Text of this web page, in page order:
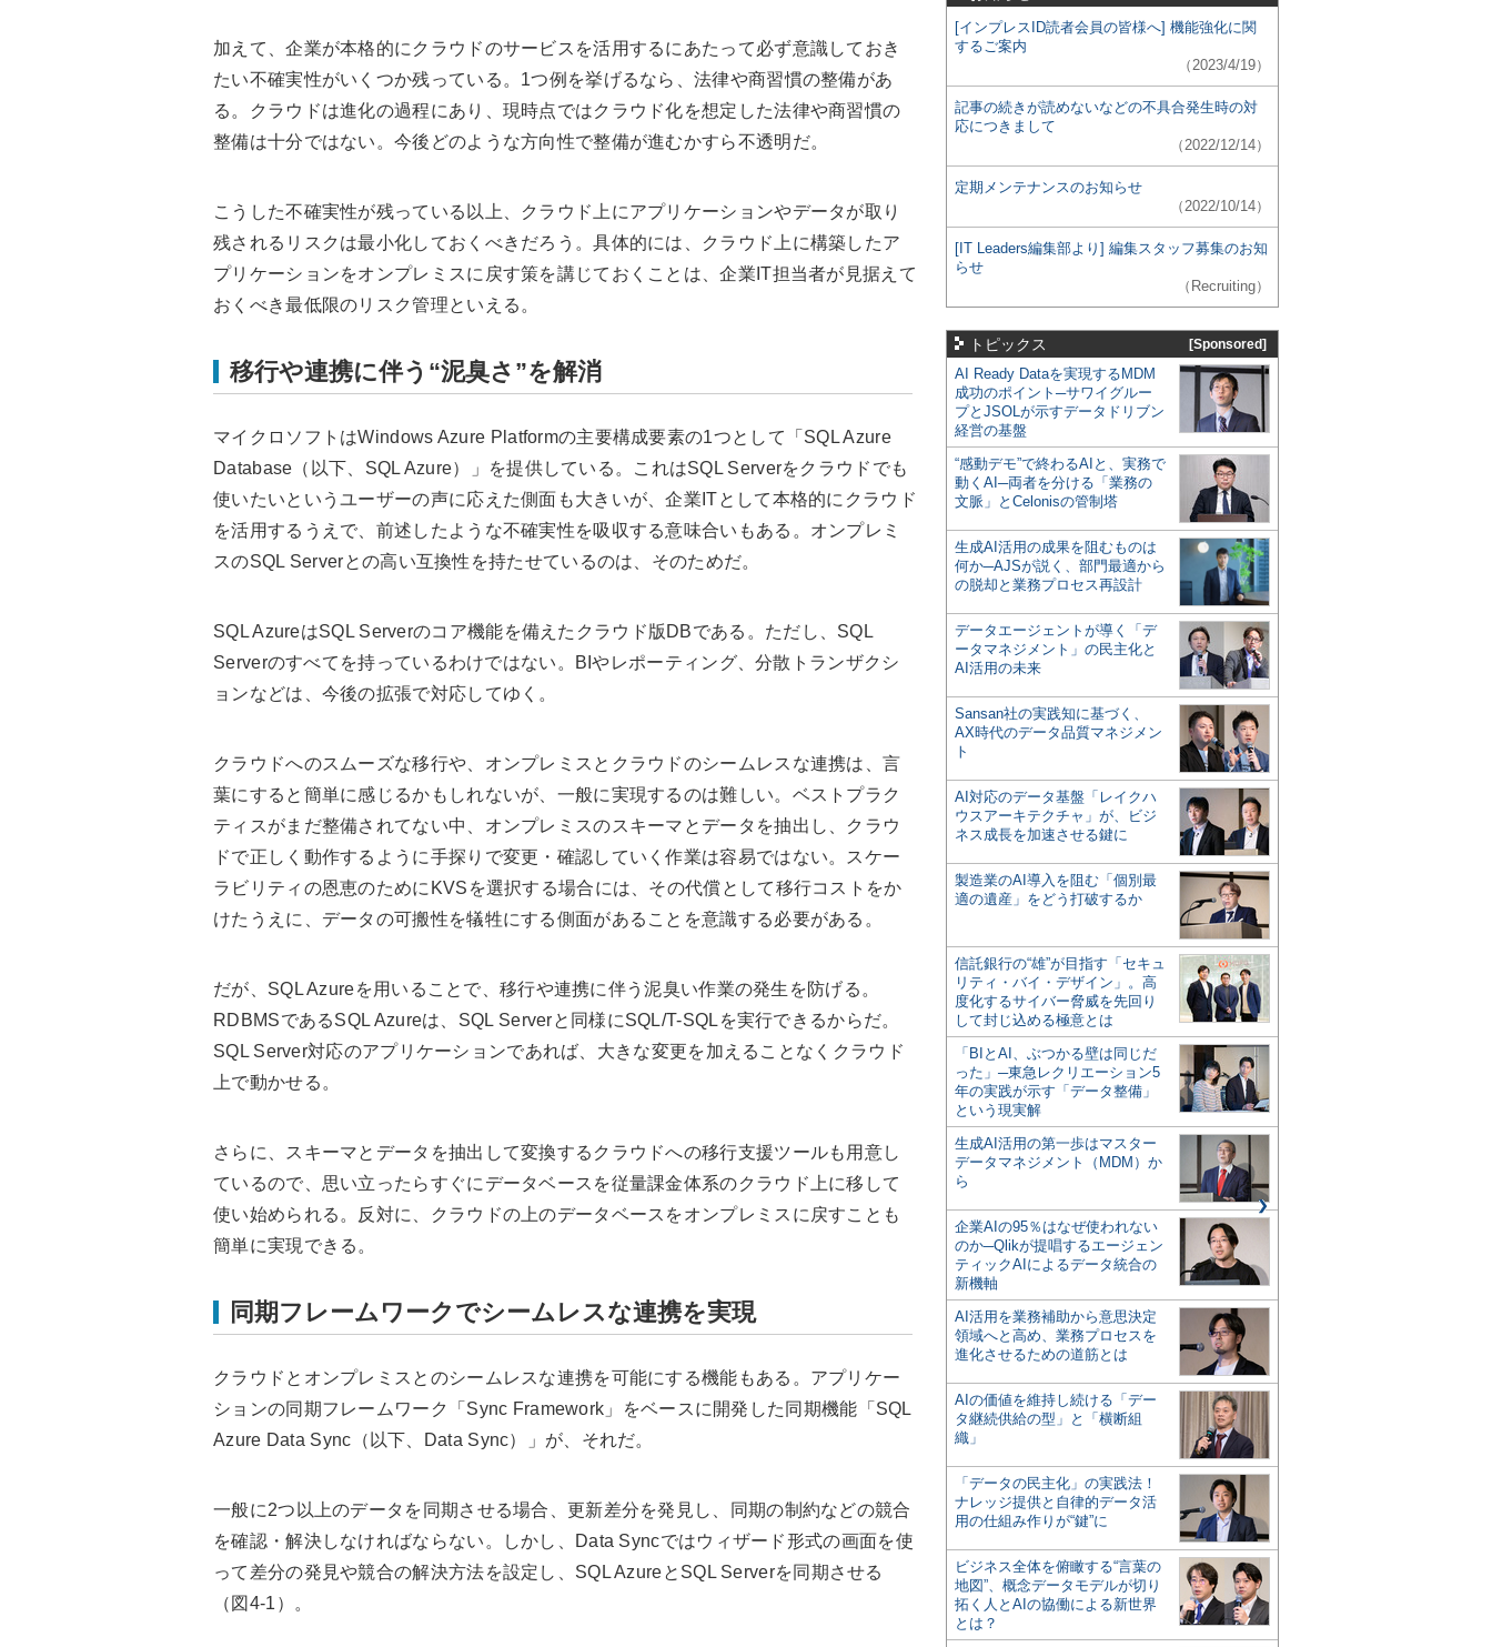
加えて、企業が本格的にクラウドのサービスを活用するにあたって必ず意識しておき
たい不確実性がいくつか残っている。1つ例を挙げるなら、法律や商習慣の整備があ
る。クラウドは進化の過程にあり、現時点ではクラウド化を想定した法律や商習慣の
整備は十分ではない。今後どのような方向性で整備が進むかすら不透明だ。
こうした不確実性が残っている以上、クラウド上にアプリケーションやデータが取り
残されるリスクは最小化しておくべきだろう。具体的には、クラウド上に構築したア
プリケーションをオンプレミスに戻す策を講じておくことは、企業IT担当者が見据えて
おくべき最低限のリスク管理といえる。
移行や連携に伴う“泥臭さ”を解消
マイクロソフトはWindows Azure Platformの主要構成要素の1つとして「SQL Azure
Database（以下、SQL Azure）」を提供している。これはSQL Serverをクラウドでも
使いたいというユーザーの声に応えた側面も大きいが、企業ITとして本格的にクラウド
を活用するうえで、前述したような不確実性を吸収する意味合いもある。オンプレミ
スのSQL Serverとの高い互換性を持たせているのは、そのためだ。
SQL AzureはSQL Serverのコア機能を備えたクラウド版DBである。ただし、SQL
Serverのすべてを持っているわけではない。BIやレポーティング、分散トランザクシ
ョンなどは、今後の拡張で対応してゆく。
クラウドへのスムーズな移行や、オンプレミスとクラウドのシームレスな連携は、言
葉にすると簡単に感じるかもしれないが、一般に実現するのは難しい。ベストプラク
ティスがまだ整備されてない中、オンプレミスのスキーマとデータを抽出し、クラウ
ドで正しく動作するように手探りで変更・確認していく作業は容易ではない。スケー
ラビリティの恩恵のためにKVSを選択する場合には、その代償として移行コストをか
けたうえに、データの可搬性を犠牲にする側面があることを意識する必要がある。
だが、SQL Azureを用いることで、移行や連携に伴う泥臭い作業の発生を防げる。
RDBMSであるSQL Azureは、SQL Serverと同様にSQL/T-SQLを実行できるからだ。
SQL Server対応のアプリケーションであれば、大きな変更を加えることなくクラウド
上で動かせる。
さらに、スキーマとデータを抽出して変換するクラウドへの移行支援ツールも用意し
ているので、思い立ったらすぐにデータベースを従量課金体系のクラウド上に移して
使い始められる。反対に、クラウドの上のデータベースをオンプレミスに戻すことも
簡単に実現できる。
同期フレームワークでシームレスな連携を実現
クラウドとオンプレミスとのシームレスな連携を可能にする機能もある。アプリケー
ションの同期フレームワーク「Sync Framework」をベースに開発した同期機能「SQL
Azure Data Sync（以下、Data Sync）」が、それだ。
一般に2つ以上のデータを同期させる場合、更新差分を発見し、同期の制約などの競合
を確認・解決しなければならない。しかし、Data Syncではウィザード形式の画面を使
って差分の発見や競合の解決方法を設定し、SQL AzureとSQL Serverを同期させる
（図4-1）。
[インプレスID読者会員の皆様へ] 機能強化に関
するご案内
（2023/4/19）
記事の続きが読めないなどの不具合発生時の対
応につきまして
（2022/12/14）
定期メンテナンスのお知らせ
（2022/10/14）
[IT Leaders編集部より] 編集スタッフ募集のお知
らせ
（Recruiting）
トピックス [Sponsored]
AI Ready Dataを実現するMDM
成功のポイント─サワイグルー
プとJSOLが示すデータドリブン
経営の基盤
“感動デモ”で終わるAIと、実務で
動くAI─両者を分ける「業務の
文脈」とCelonisの管制塔
生成AI活用の成果を阻むものは
何か─AJSが説く、部門最適から
の脱却と業務プロセス再設計
データエージェントが導く「デ
ータマネジメント」の民主化と
AI活用の未来
Sansan社の実践知に基づく、
AX時代のデータ品質マネジメン
ト
AI対応のデータ基盤「レイクハ
ウスアーキテクチャ」が、ビジ
ネス成長を加速させる鍵に
製造業のAI導入を阻む「個別最
適の遺産」をどう打破するか
信託銀行の“雄”が目指す「セキュ
リティ・バイ・デザイン」。高
度化するサイバー脅威を先回り
して封じ込める極意とは
「BIとAI、ぶつかる壁は同じだ
った」─東急レクリエーション5
年の実践が示す「データ整備」
という現実解
生成AI活用の第一歩はマスター
データマネジメント（MDM）か
ら
企業AIの95％はなぜ使われない
のか─Qlikが提唱するエージェン
ティックAIによるデータ統合の
新機軸
AI活用を業務補助から意思決定
領域へと高め、業務プロセスを
進化させるための道筋とは
AIの価値を維持し続ける「デー
タ継続供給の型」と「横断組
織」
「データの民主化」の実践法！
ナレッジ提供と自律的データ活
用の仕組み作りが“鍵”に
ビジネス全体を俯瞰する“言葉の
地図”、概念データモデルが切り
拓く人とAIの協働による新世界
とは？